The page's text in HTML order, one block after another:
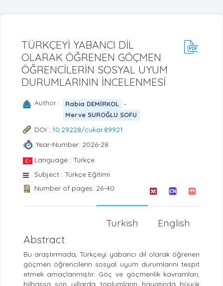
TÜRKÇEYİ YABANCI DİL
OLARAK ÖĞRENEN GÖÇMEN
ÖĞRENCİLERİN SOSYAL UYUM
DURUMLARININ İNCELENMESİ
Author : Rabia DEMİRKOL -
Merve SUROĞLU SOFU
DOI : 10.29228/cukar.89921
Year-Number: 2026-28
Language : Türkçe
Subject : Türkçe Eğitimi
Number of pages: 26-40
English
Turkish
Abstract
Bu araştırmada, Türkçeyi yabancı dil olarak öğrenen
göçmen öğrencilerin sosyal uyum durumlarını tespit
etmek amaçlanmıştır. Göç ve göçmenlik kavramları,
bilhassa son yıllarda toplumların hayatında büyük